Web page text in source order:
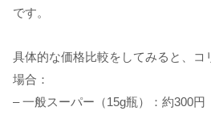
です。
具体的な価格比較をしてみると、コ
場合：
– 一般スーパー（15g瓶）：約300円